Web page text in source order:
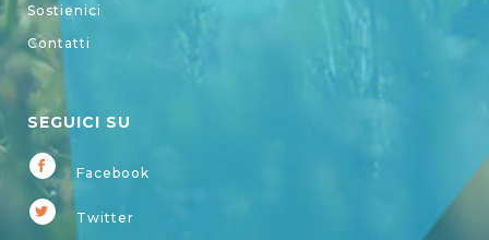
Sostienici
Contatti
SEGUICI SU
Facebook
Twitter